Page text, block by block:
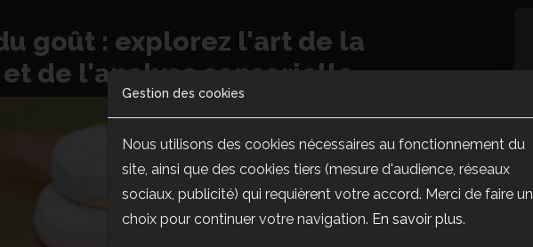
goût : explorez l'art de la
de l'analyse sensorielle
Gestion des cookies
Nous utilisons des cookies nécessaires au fonctionnement du
site, ainsi que des cookies tiers (mesure d'audience, réseaux
sociaux, publicité) qui requièrent votre accord. Merci de faire un
choix pour continuer votre navigation. En savoir plus.